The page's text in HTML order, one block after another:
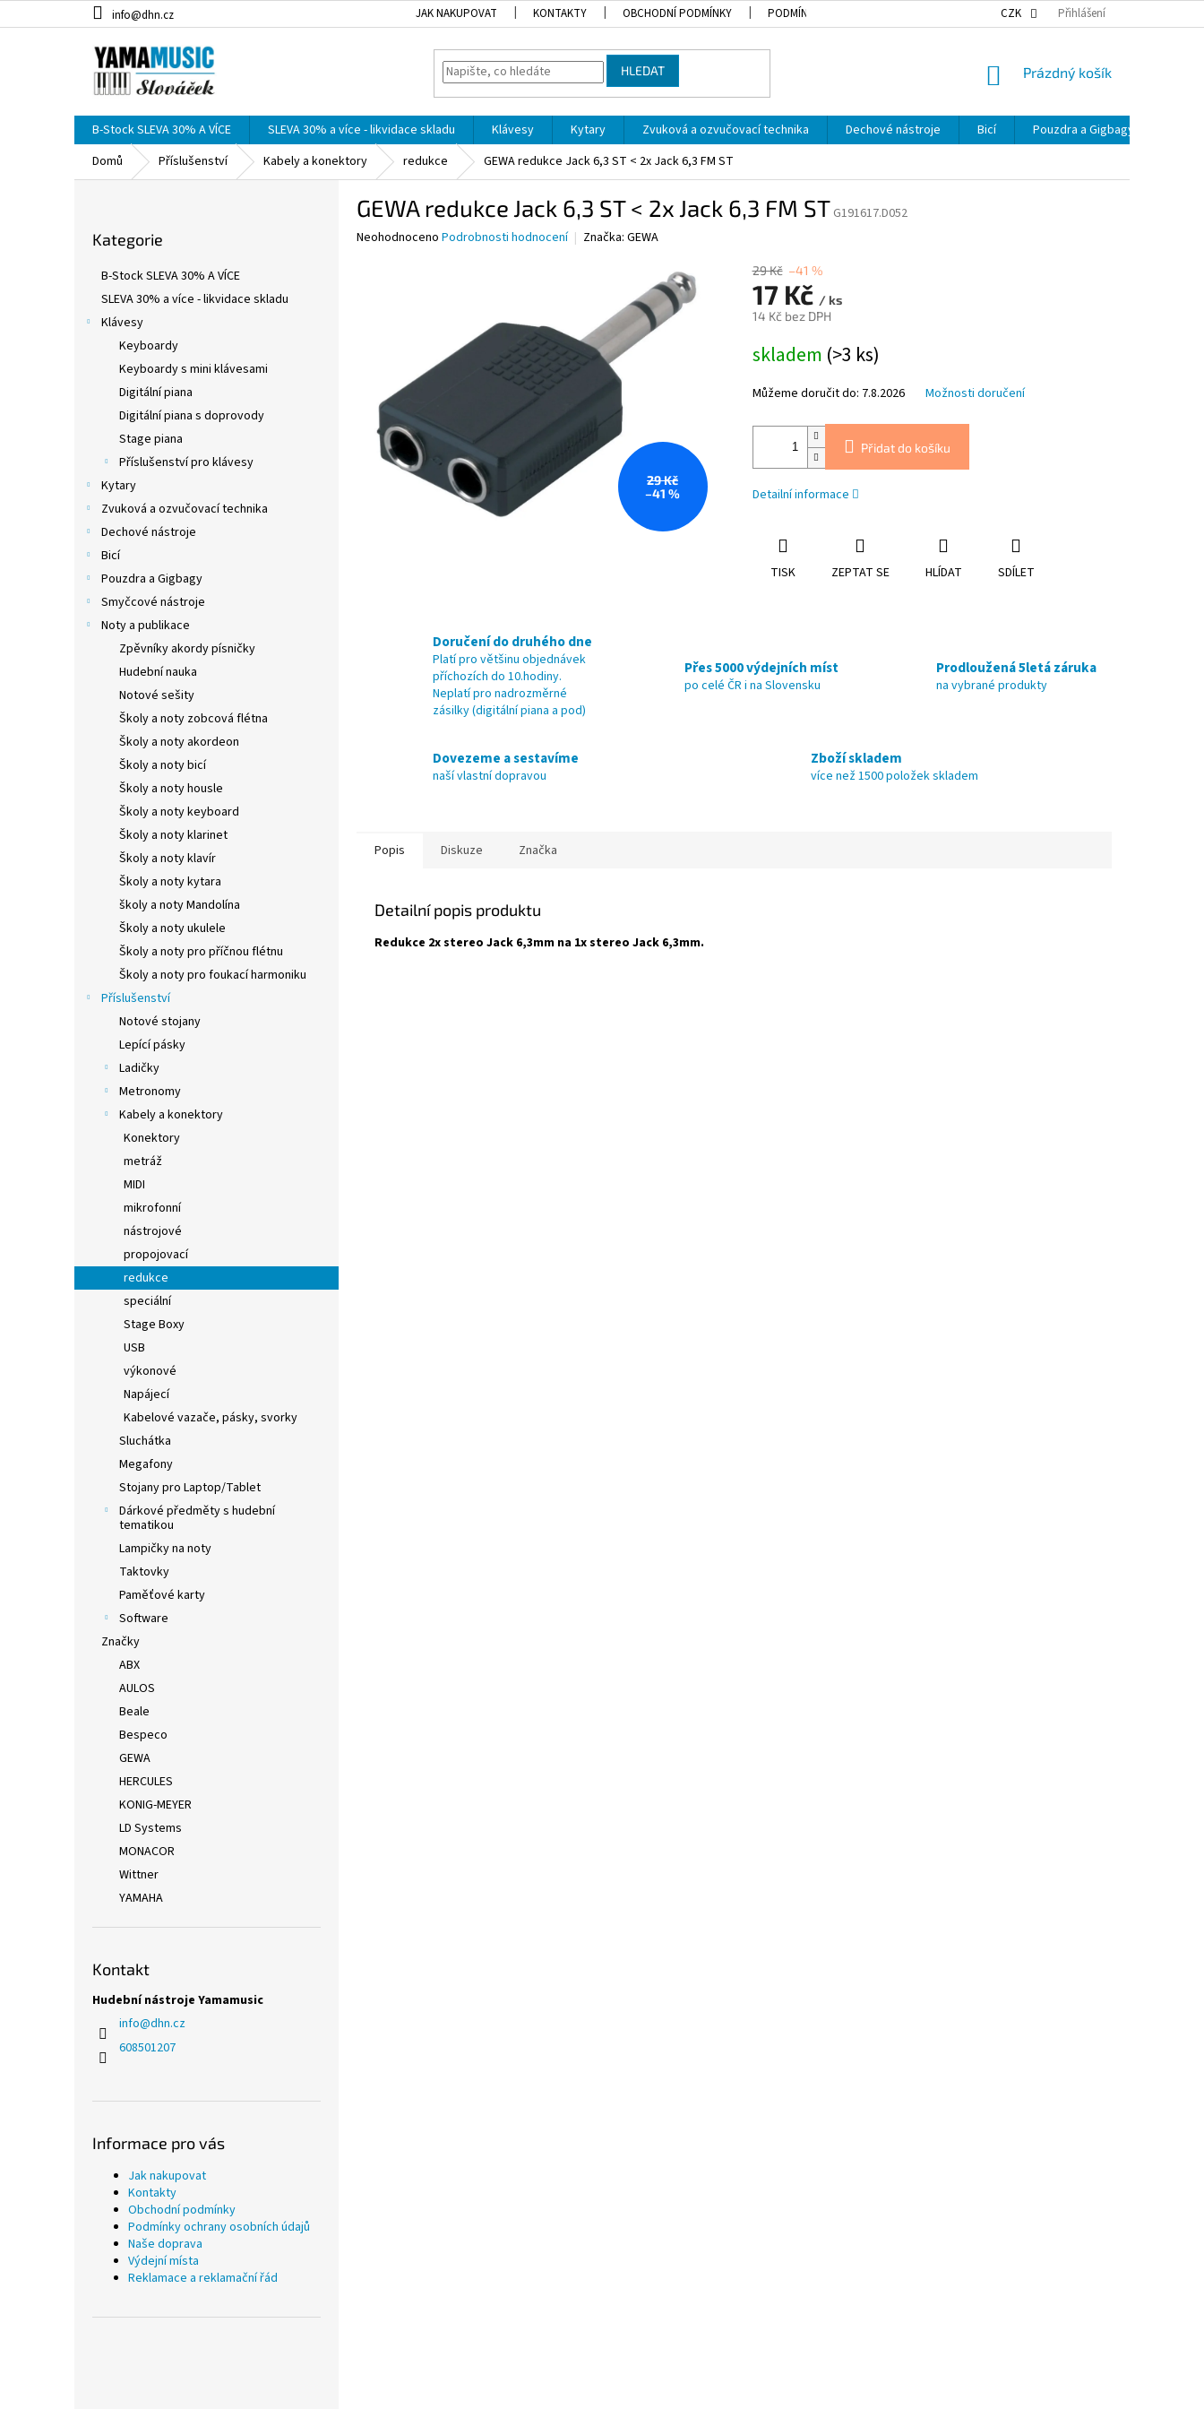
na
info@dhn.cz JAK NAKUPOVAT KONTAKTY OBCHODNÍ PODMÍNKY PODMÍNKY OCHRANY OSOBNÍCH ÚDAJŮ NAŠE DOPRAVA
CZK Přihlášení
HLEDAT
NÁKUPNÍ
Prázdný košík
B-Stock SLEVA 30% A VÍCE SLEVA 30% a více - likvidace skladu Klávesy Kytary Zvuková a ozvučovací technika Dechové nástroje Bicí Pouzdra a Gigbagy
Domů
Příslušenství Kabely a konektory redukce GEWA redukce Jack 6,3 ST < 2x Jack 6,3 FM ST
kategorie
Kategorie
B-Stock SLEVA 30% A VÍCE
SLEVA 30% a více - likvidace skladu
Klávesy
Keyboardy
Keyboardy s mini klávesami
Digitální piana
Digitální piana s doprovody
Stage piana
Příslušenství pro klávesy
Kytary
Zvuková a ozvučovací technika
Dechové nástroje
Bicí
Pouzdra a Gigbagy
Smyčcové nástroje
Noty a publikace
Zpěvníky akordy písničky
Hudební nauka
Notové sešity
Školy a noty zobcová flétna
Školy a noty akordeon
Školy a noty bicí
Školy a noty housle
Školy a noty keyboard
Školy a noty klarinet
Školy a noty klavír
Školy a noty kytara
školy a noty Mandolína
Školy a noty ukulele
Školy a noty pro příčnou flétnu
Školy a noty pro foukací harmoniku
Příslušenství
Notové stojany
Lepící pásky
Ladičky
Metronomy
Kabely a konektory
Konektory
metráž
MIDI
mikrofonní
nástrojové
propojovací
redukce
speciální
Stage Boxy
USB
výkonové
Napájecí
Kabelové vazače, pásky, svorky
Sluchátka
Megafony
Stojany pro Laptop/Tablet
Dárkové předměty s hudební
tematikou
Lampičky na noty
Taktovky
Paměťové karty
Software
Značky
ABX
AULOS
Beale
Bespeco
GEWA
HERCULES
KONIG-MEYER
LD Systems
MONACOR
Wittner
YAMAHA
Kontakt
Hudební nástroje Yamamusic
info@dhn.cz
608501207
Informace pro vás
Jak nakupovat
Kontakty
Obchodní podmínky
Podmínky ochrany osobních údajů
Naše doprava
Výdejní místa
Reklamace a reklamační řád
GEWA redukce Jack 6,3 ST < 2x Jack 6,3 FM ST G191617.D052
Průměrné
Neohodnoceno Podrobnosti hodnocení Značka: GEWA
29 Kč
–41 %
29 Kč –41 %
17 Kč / ks
14 Kč bez DPH
cena:
skladem (>3 ks)
Můžeme doručit do: 7.8.2026 Možnosti doručení
Přidat do košíku
Detailní informace
TISK ZEPTAT SE HLÍDAT SDÍLET
Doručení do druhého dne
Platí pro většinu objednávek
příchozích do 10.hodiny.
Neplatí pro nadrozměrné
zásilky (digitální piana a pod)
Přes 5000 výdejních míst
po celé ČR i na Slovensku
Prodloužená 5letá záruka
na vybrané produkty
Dovezeme a sestavíme
naší vlastní dopravou
Zboží skladem
více než 1500 položek skladem
Popis Diskuze Značka
Detailní popis produktu
Redukce 2x stereo Jack 6,3mm na 1x stereo Jack 6,3mm.